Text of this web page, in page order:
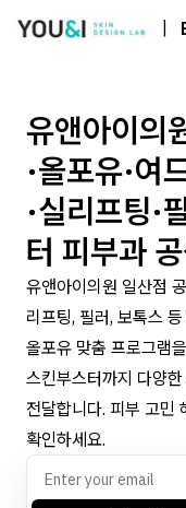
유앤아이의
·올포유·여
·실리프팅·
터 피부과
유앤아이의원 일산점
리프팅, 필러, 보톡스
올포유 맞춤 프로그램
스킨부스터까지 다양
전달합니다. 피부 고민
확인하세요.